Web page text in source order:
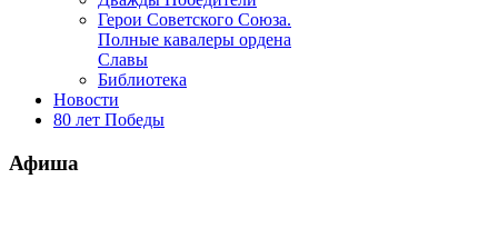
Герои Советского Союза.
Полные кавалеры ордена
Славы
Библиотека
Новости
80 лет Победы
Афиша